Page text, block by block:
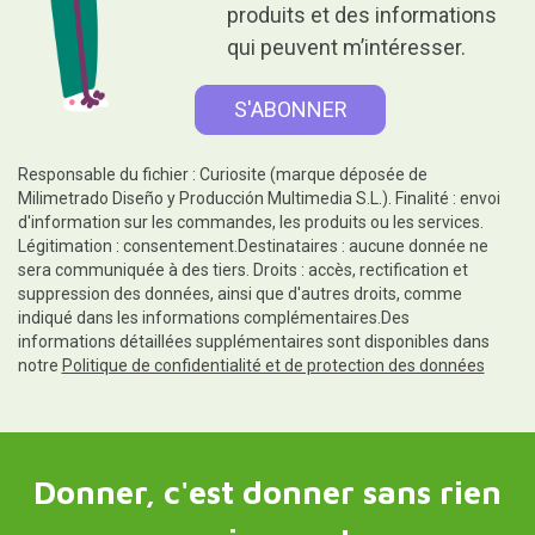
produits et des informations
qui peuvent m’intéresser.
Responsable du fichier : Curiosite (marque déposée de
Milimetrado Diseño y Producción Multimedia S.L.). Finalité : envoi
d'information sur les commandes, les produits ou les services.
Légitimation : consentement.Destinataires : aucune donnée ne
sera communiquée à des tiers. Droits : accès, rectification et
suppression des données, ainsi que d'autres droits, comme
indiqué dans les informations complémentaires.Des
informations détaillées supplémentaires sont disponibles dans
notre Politique de confidentialité et de protection des données
Donner, c'est donner sans rien